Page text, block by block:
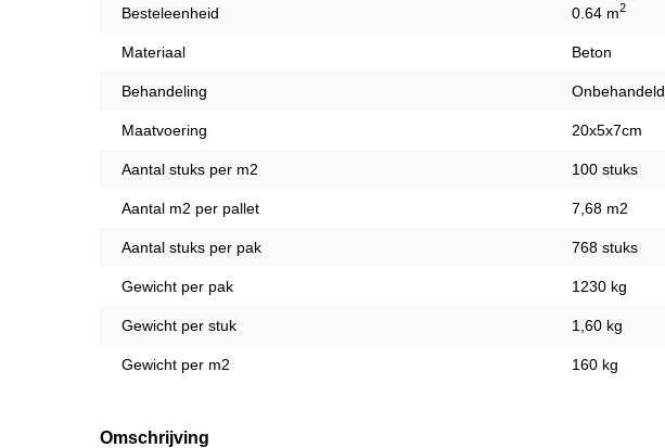
Besteleenheid 0.64 m2
Materiaal Beton
Behandeling Onbehandeld
Maatvoering 20x5x7cm
Aantal stuks per m2 100 stuks
Aantal m2 per pallet 7,68 m2
Aantal stuks per pak 768 stuks
Gewicht per pak 1230 kg
Gewicht per stuk 1,60 kg
Gewicht per m2 160 kg
Omschrijving